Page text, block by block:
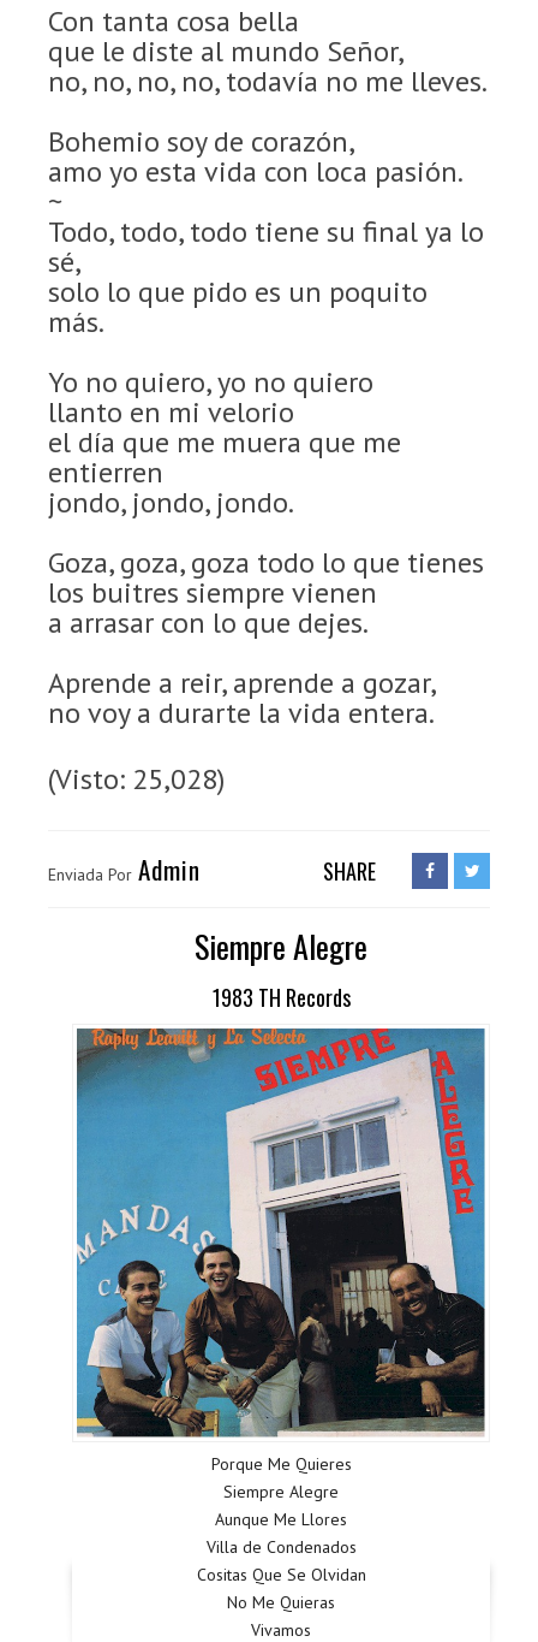
Con tanta cosa bella
que le diste al mundo Señor,
no, no, no, no, todavía no me lleves.
Bohemio soy de corazón,
amo yo esta vida con loca pasión.
~
Todo, todo, todo tiene su final ya lo
sé,
solo lo que pido es un poquito
más.
Yo no quiero, yo no quiero
llanto en mi velorio
el día que me muera que me
entierren
jondo, jondo, jondo.
Goza, goza, goza todo lo que tienes
los buitres siempre vienen
a arrasar con lo que dejes.
Aprende a reir, aprende a gozar,
no voy a durarte la vida entera.
(Visto: 25,028)
Enviada Por Admin SHARE
Siempre Alegre
1983 TH Records
Porque Me Quieres
Siempre Alegre
Aunque Me Llores
Villa de Condenados
Cositas Que Se Olvidan
No Me Quieras
Vivamos